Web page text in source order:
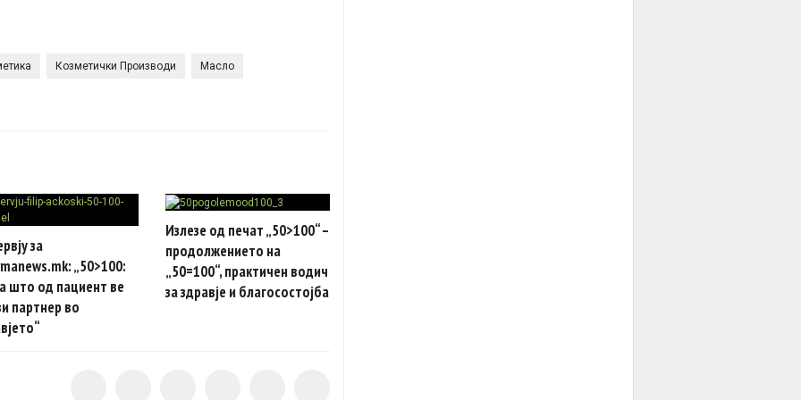
Козметички Производи Масло
за
„50>100:
што од пациент ве
партнер во
Излезе од печат „50>100“ –
продолжението на
„50=100“, практичен водич
за здравје и благосостојба